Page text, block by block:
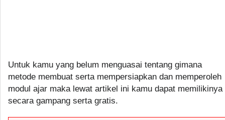
Untuk kamu yang belum menguasai tentang gimana
metode membuat serta mempersiapkan dan memperoleh
modul ajar maka lewat artikel ini kamu dapat memilikinya
secara gampang serta gratis.